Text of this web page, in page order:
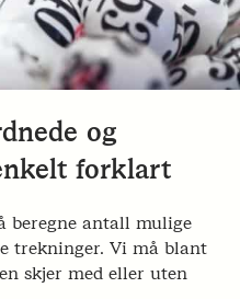
og
forklart
beregne antall mulige
trekninger. Vi må blant
skjer med eller uten